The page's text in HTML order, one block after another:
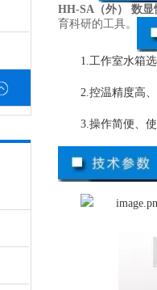
HH-SA（外） 数显
育科研的工具。
1.工作室水箱
2.控温精度高
3.操作简便、